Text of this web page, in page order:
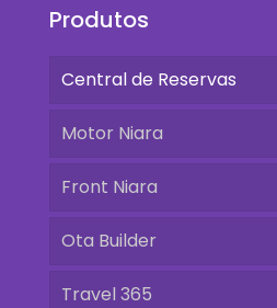
Produtos
Central de Reservas
Motor Niara
Front Niara
Ota Builder
Travel 365